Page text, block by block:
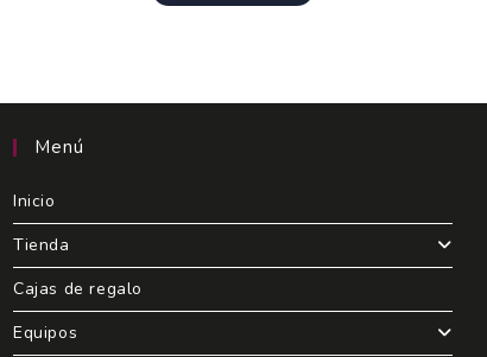
Menú
Inicio
Tienda
Cajas de regalo
Equipos